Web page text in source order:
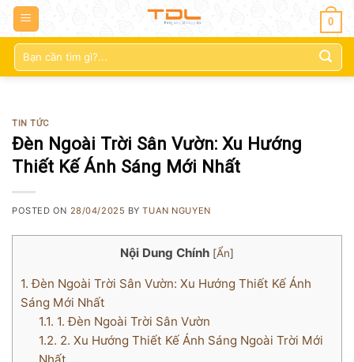
0
Tìm
kiếm:
TIN TỨC
Đèn Ngoài Trời Sân Vườn: Xu Hướng
Thiết Kế Ánh Sáng Mới Nhất
POSTED ON 28/04/2025 BYTUAN NGUYEN
Nội Dung Chính [Ẩn]
1. Đèn Ngoài Trời Sân Vườn: Xu Hướng Thiết Kế Ánh
Sáng Mới Nhất
1.1. 1. Đèn Ngoài Trời Sân Vườn
1.2. 2. Xu Hướng Thiết Kế Ánh Sáng Ngoài Trời Mới